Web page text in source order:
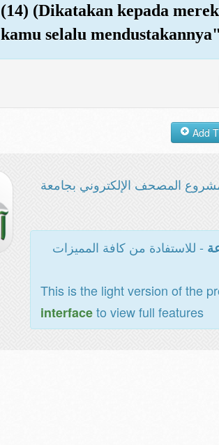
(14) (Dikatakan kepada
kamu selalu
المصحف الإلكتروني بجامعة
- للاستفادة من كافة المميزات
This is the light version of the
interfaceto view full features